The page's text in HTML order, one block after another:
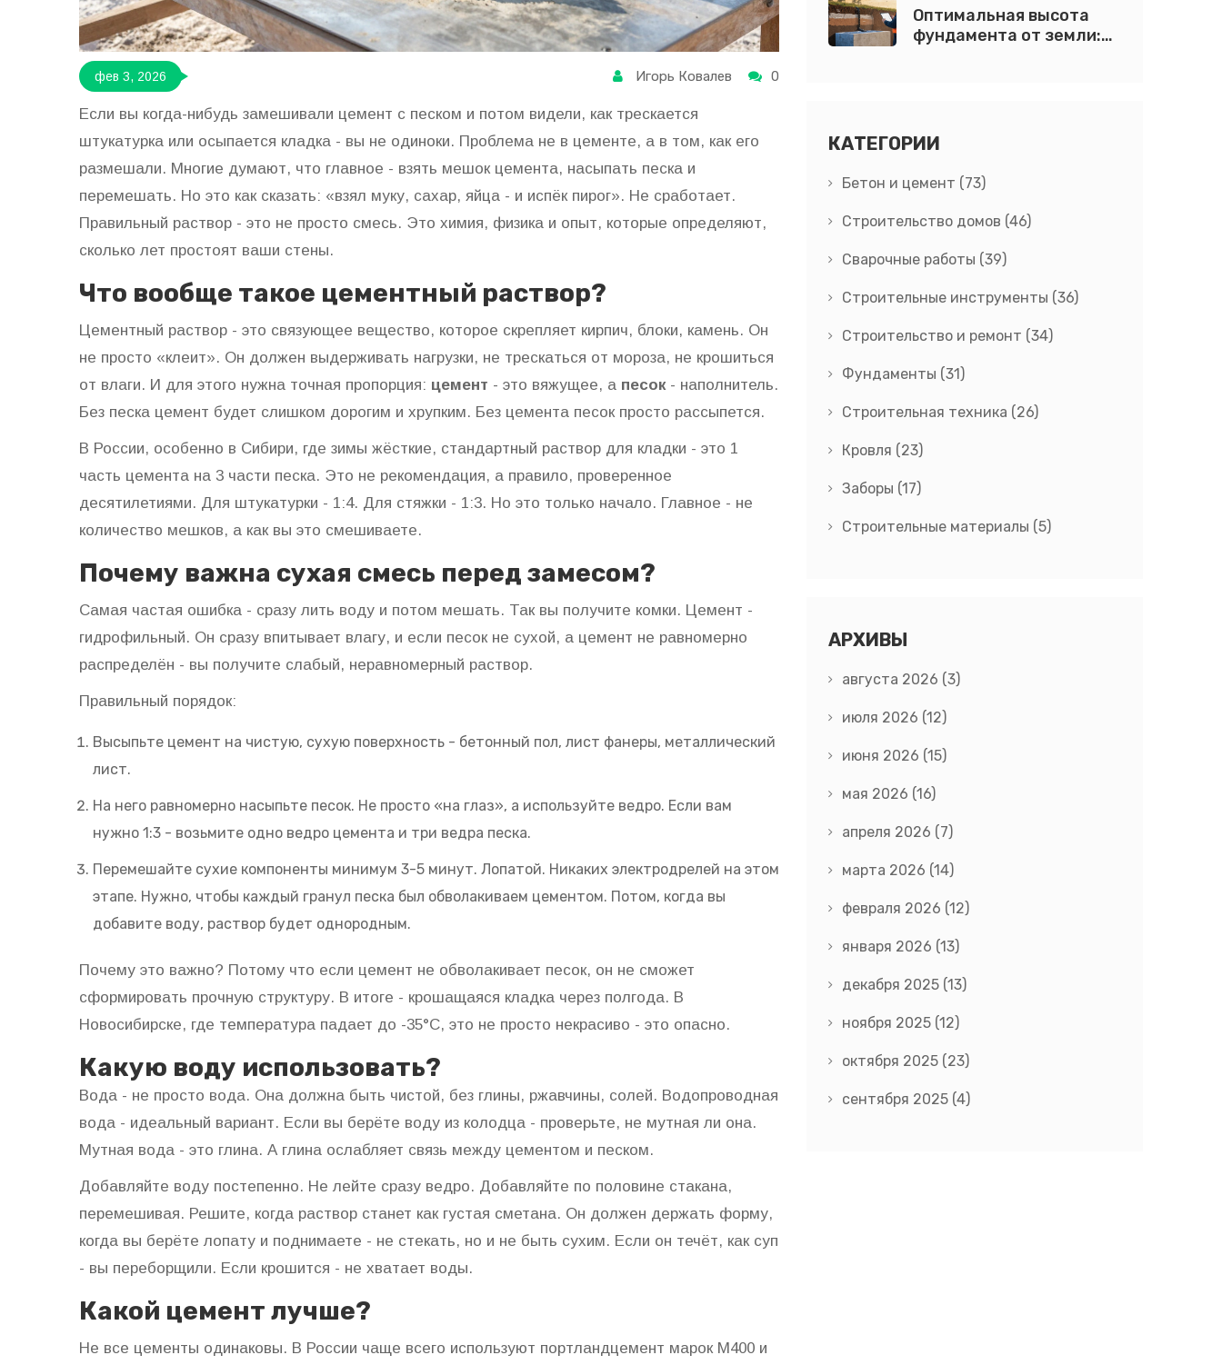
фев 3, 2026 Игорь Ковалев 0
Если вы когда-нибудь замешивали цемент с песком и потом видели, как трескается
штукатурка или осыпается кладка - вы не одиноки. Проблема не в цементе, а в том, как его
размешали. Многие думают, что главное - взять мешок цемента, насыпать песка и
перемешать. Но это как сказать: «взял муку, сахар, яйца - и испёк пирог». Не сработает.
Правильный раствор - это не просто смесь. Это химия, физика и опыт, которые определяют,
сколько лет простоят ваши стены.
Что вообще такое цементный раствор?
Цементный раствор - это связующее вещество, которое скрепляет кирпич, блоки, камень. Он
не просто «клеит». Он должен выдерживать нагрузки, не трескаться от мороза, не крошиться
от влаги. И для этого нужна точная пропорция: цемент - это вяжущее, а песок- наполнитель.
Без песка цемент будет слишком дорогим и хрупким. Без цемента песок просто рассыпется.
В России, особенно в Сибири, где зимы жёсткие, стандартный раствор для кладки - это 1
часть цемента на 3 части песка. Это не рекомендация, а правило, проверенное
десятилетиями. Для штукатурки - 1:4. Для стяжки - 1:3. Но это только начало. Главное - не
количество мешков, а как вы это смешиваете.
Почему важна сухая смесь перед замесом?
Самая частая ошибка - сразу лить воду и потом мешать. Так вы получите комки. Цемент -
гидрофильный. Он сразу впитывает влагу, и если песок не сухой, а цемент не равномерно
распределён - вы получите слабый, неравномерный раствор.
Правильный порядок:
Высыпьте цемент на чистую, сухую поверхность - бетонный пол, лист фанеры, металлический
лист.
На него равномерно насыпьте песок. Не просто «на глаз», а используйте ведро. Если вам
нужно 1:3 - возьмите одно ведро цемента и три ведра песка.
Перемешайте сухие компоненты минимум 3-5 минут. Лопатой. Никаких электродрелей на этом
этапе. Нужно, чтобы каждый гранул песка был обволакиваем цементом. Потом, когда вы
добавите воду, раствор будет однородным.
Почему это важно? Потому что если цемент не обволакивает песок, он не сможет
сформировать прочную структуру. В итоге - крошащаяся кладка через полгода. В
Новосибирске, где температура падает до -35°C, это не просто некрасиво - это опасно.
Какую воду использовать?
Вода - не просто вода. Она должна быть чистой, без глины, ржавчины, солей. Водопроводная
вода - идеальный вариант. Если вы берёте воду из колодца - проверьте, не мутная ли она.
Мутная вода - это глина. А глина ослабляет связь между цементом и песком.
Добавляйте воду постепенно. Не лейте сразу ведро. Добавляйте по половине стакана,
перемешивая. Решите, когда раствор станет как густая сметана. Он должен держать форму,
когда вы берёте лопату и поднимаете - не стекать, но и не быть сухим. Если он течёт, как суп
- вы переборщили. Если крошится - не хватает воды.
Какой цемент лучше?
Не все цементы одинаковы. В России чаще всего используют портландцемент марок М400 и
Оптимальная высота
фундамента от земли:
КАТЕГОРИИ
Бетон и цемент (73)
Строительство домов (46)
Сварочные работы (39)
Строительные инструменты (36)
Строительство и ремонт (34)
Фундаменты (31)
Строительная техника (26)
Кровля (23)
Заборы (17)
Строительные материалы (5)
АРХИВЫ
августа 2026 (3)
июля 2026 (12)
июня 2026 (15)
мая 2026 (16)
апреля 2026 (7)
марта 2026 (14)
февраля 2026 (12)
января 2026 (13)
декабря 2025 (13)
ноября 2025 (12)
октября 2025 (23)
сентября 2025 (4)